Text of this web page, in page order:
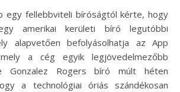
amerikai kerületi bíró legutóbbi
alapvetően befolyásolhatja az App
a cég egyik legjövedelmezőbb
Gonzalez Rogers bíró múlt héten
a technológiai óriás szándékosan